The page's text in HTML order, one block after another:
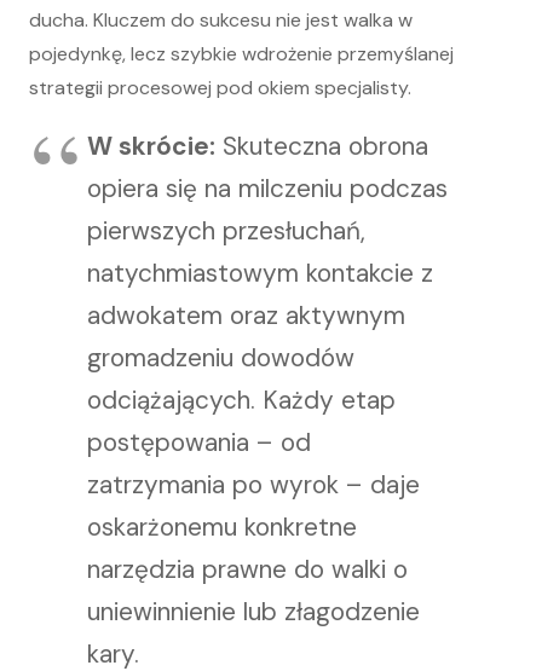
ducha. Kluczem do sukcesu nie jest walka w
pojedynkę, lecz szybkie wdrożenie przemyślanej
strategii procesowej pod okiem specjalisty.
W skrócie: Skuteczna obrona
opiera się na milczeniu podczas
pierwszych przesłuchań,
natychmiastowym kontakcie z
adwokatem oraz aktywnym
gromadzeniu dowodów
odciążających. Każdy etap
postępowania – od
zatrzymania po wyrok – daje
oskarżonemu konkretne
narzędzia prawne do walki o
uniewinnienie lub złagodzenie
kary.